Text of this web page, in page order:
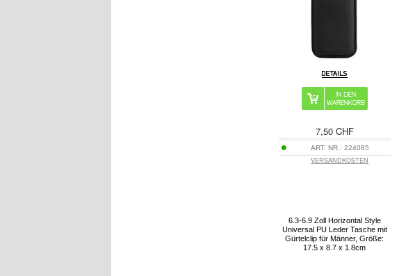
7,50 CHF
ART. NR.: 224085
VERSANDKOSTEN
6.3-6.9 Zoll Horizontal Style
Universal PU Leder Tasche mit
Gürtelclip für Männer, Größe:
17.5 x 8.7 x 1.8cm